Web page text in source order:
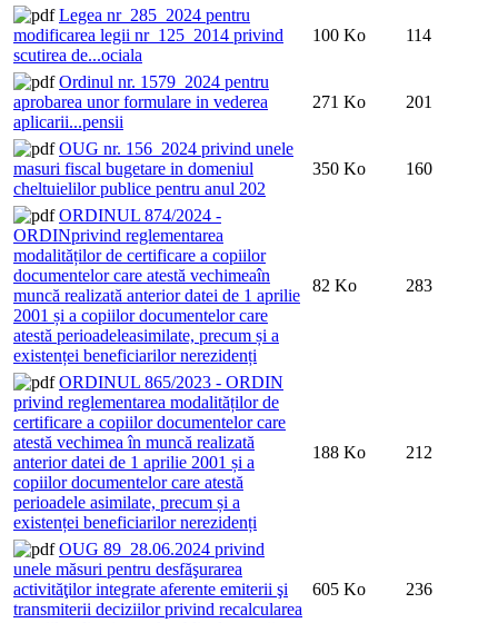
Legea nr_285_2024 pentru
modificarea legii nr_125_2014 privind
scutirea de...ociala
100 Ko 114
Ordinul nr. 1579_2024 pentru
aprobarea unor formulare in vederea
aplicarii...pensii
271 Ko 201
OUG nr. 156_2024 privind unele
masuri fiscal bugetare in domeniul
cheltuielilor publice pentru anul 202
350 Ko 160
ORDINUL 874/2024 -
ORDINprivind reglementarea
modalităților de certificare a copiilor
documentelor care atestă vechimeaîn
muncă realizată anterior datei de 1 aprilie
2001 și a copiilor documentelor care
atestă perioadeleasimilate, precum și a
existenței beneficiarilor nerezidenți
82 Ko 283
ORDINUL 865/2023 - ORDIN
privind reglementarea modalităților de
certificare a copiilor documentelor care
atestă vechimea în muncă realizată
anterior datei de 1 aprilie 2001 și a
copiilor documentelor care atestă
perioadele asimilate, precum și a
existenței beneficiarilor nerezidenți
188 Ko 212
OUG 89_28.06.2024 privind
unele măsuri pentru desfăşurarea
activităţilor integrate aferente emiterii şi
transmiterii deciziilor privind recalcularea
605 Ko 236